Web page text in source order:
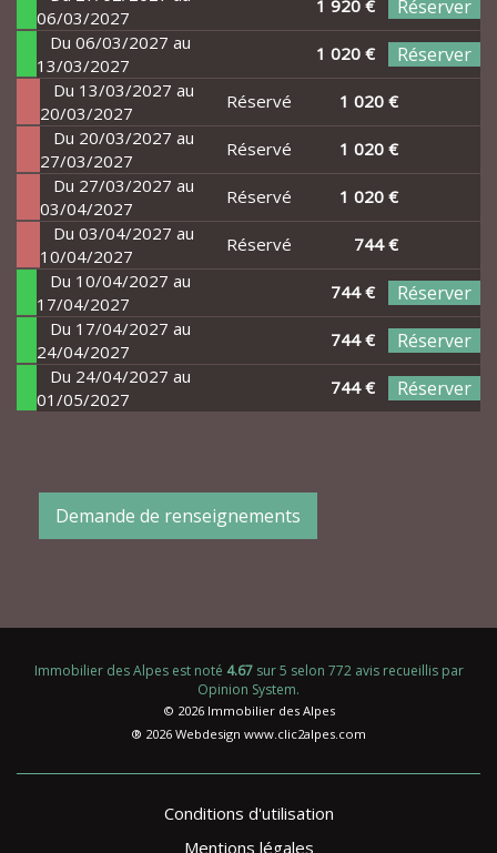
06/03/2027
1 920 € Réserver
Du 06/03/2027 au
13/03/2027
1 020 € Réserver
Du 13/03/2027 au
20/03/2027
Réservé
1 020 €
Du 20/03/2027 au
27/03/2027
Réservé
1 020 €
Du 27/03/2027 au
03/04/2027
Réservé
1 020 €
Du 03/04/2027 au
10/04/2027
Réservé
744 €
Du 10/04/2027 au
17/04/2027
744 € Réserver
Du 17/04/2027 au
24/04/2027
744 € Réserver
Du 24/04/2027 au
01/05/2027
744 € Réserver
Demande de renseignements
Immobilier des Alpesest noté 4.67sur5 selon 772avis recueillis par
Opinion System.
© 2026 Immobilier des Alpes
® 2026 Webdesign www.clic2alpes.com
Conditions d'utilisation
Mentions légales